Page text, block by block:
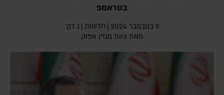
בטראמפ
9 בנובמבר 2024 | חדשות | 1 דק׳
מאת צוות מגזין אפוק